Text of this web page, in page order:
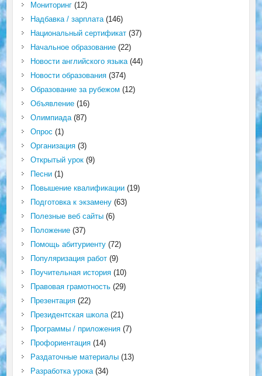
Мониторинг(12)
Надбавка / зарплата(146)
Национальный сертификат(37)
Начальное образование(22)
Новости английского языка(44)
Новости образования(374)
Образование за рубежом (12)
Объявление(16)
Олимпиада(87)
Опрос (1)
Организация(3)
Открытый урок(9)
Песни(1)
Повышение квалификации(19)
Подготовка к экзамену(63)
Полезные веб сайты(6)
Положение(37)
Помощь абитуриенту(72)
Популяризация работ(9)
Поучительная история(10)
Правовая грамотность(29)
Презентация(22)
Президентская школа(21)
Программы / приложения(7)
Профориентация(14)
Раздаточные материалы(13)
Разработка урока(34)